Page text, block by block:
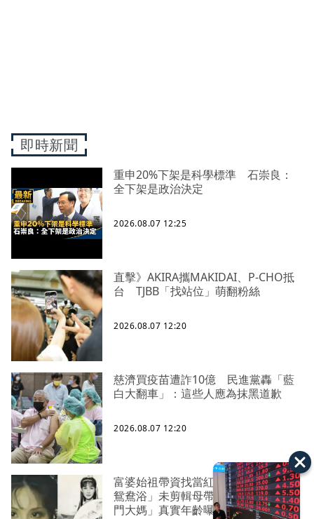
即時新聞
重申20%下架是科學標準 石崇良：
全下架是政治決定
2026.08.07 12:25
直擊》AKIRA攜MAKIDAI、P-CHO抵
台 TJBB「找站位」萌翻粉絲
2026.08.07 12:20
慈濟買疫苗遭詐10億 民進黨轟「藍
白大翻車」：這些人應為抹黑道歉
2026.08.07 12:20
富婆始祖帶資找當紅小鮮肉「拍劇泡
鴛鴦浴」未剪輯母帶外流 遭酸「西
門大媽」真實年齡曝